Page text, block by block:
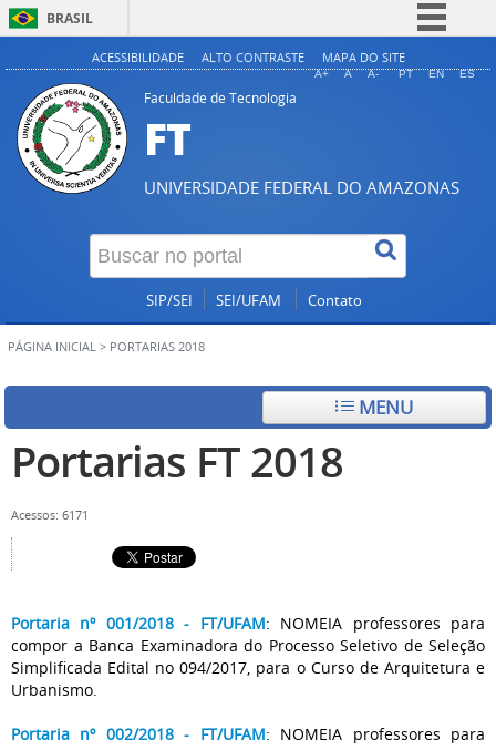
BRASIL
Simplifique!
Legislação
Canais
ACESSIBILIDADE ALTO CONTRASTE MAPA DO SITE
A+ A A- PT EN ES
Faculdade de Tecnologia
FT
UNIVERSIDADE FEDERAL DO AMAZONAS
SIP/SEI SEI/UFAM Contato
PÁGINA INICIAL > PORTARIAS 2018
MENU
Portarias FT 2018
Acessos: 6171
Portaria nº 001/2018 - FT/UFAM: NOMEIA professores para
compor a Banca Examinadora do Processo Seletivo de Seleção
Simplificada Edital no 094/2017, para o Curso de Arquitetura e
Urbanismo.
Portaria nº 002/2018 - FT/UFAM: NOMEIA professores para